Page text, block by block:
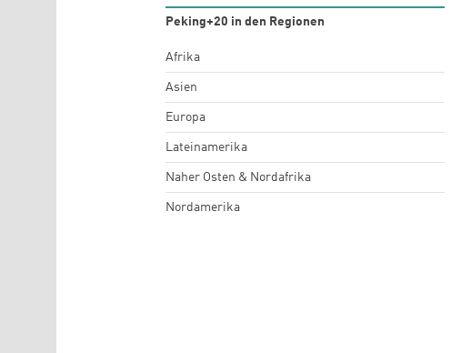
Peking+20 in den Regionen
Afrika
Asien
Europa
Lateinamerika
Naher Osten & Nordafrika
Nordamerika